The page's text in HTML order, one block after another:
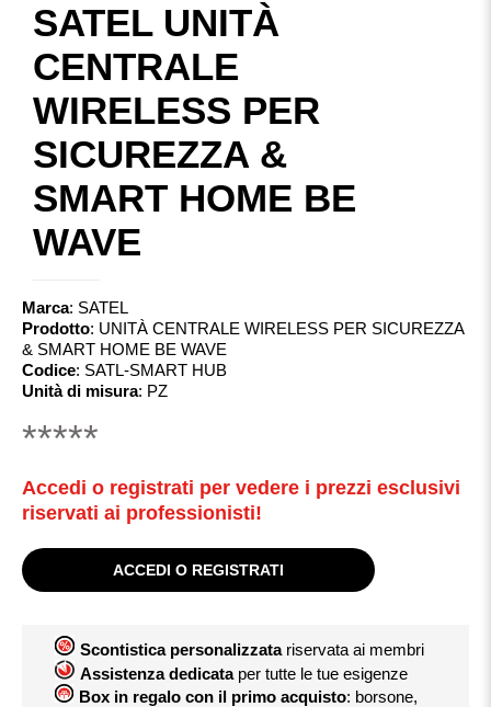
SATEL UNITÀ
CENTRALE
WIRELESS PER
SICUREZZA &
SMART HOME BE
WAVE
Marca: SATEL
Prodotto: UNITÀ CENTRALE WIRELESS PER SICUREZZA
& SMART HOME BE WAVE
Codice: SATL-SMART HUB
Unità di misura: PZ
*****
Accedi o registrati per vedere i prezzi esclusivi
riservati ai professionisti!
ACCEDI O REGISTRATI
Scontistica personalizzatariservata ai membri
Assistenza dedicataper tutte le tue esigenze
Box in regalo con il primo acquisto: borsone,